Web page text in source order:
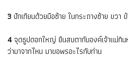
3 ปักเทียนด้วยมือซ้าย ในกระถางซ้าย ขวา
4 จุดธูปดอกใหญ่ ยืนสบตากับองค์เจ้าแม่ทิ
ว่ามาจากไหน มาขอพรอะไรกับท่าน